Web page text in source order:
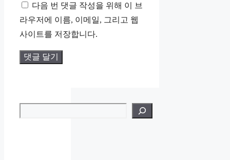
이
트
다음 번 댓글 작성을 위해 이 브
라우저에 이름, 이메일, 그리고 웹
사이트를 저장합니다.